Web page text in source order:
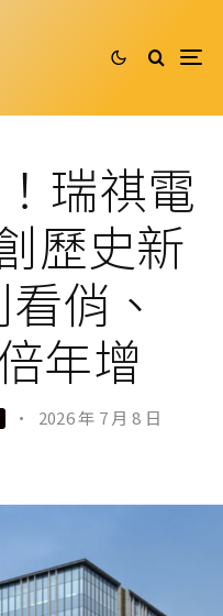
瑞祺電
歷史新
俏、
年增
· 2026 年 7 月 8 日